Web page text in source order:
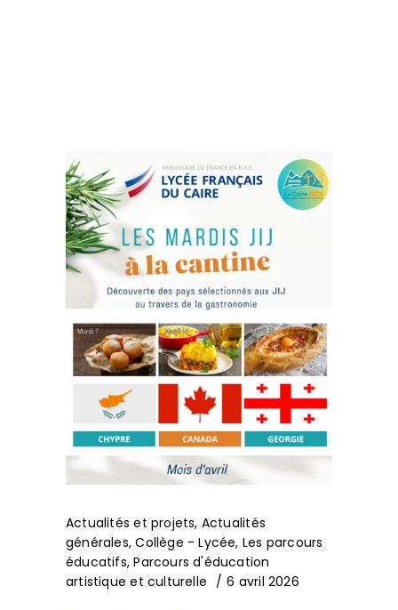
Actualités et projets, Actualités
générales,Collège - Lycée, Les parcours
éducatifs,Parcours d'éducation
artistique et culturelle
6 avril 2026